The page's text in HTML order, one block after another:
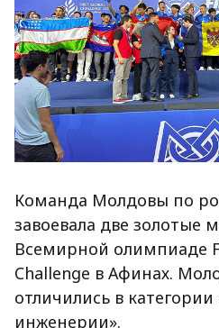
Команда Молдовы по
завоевала две золотые
Всемирной олимпиаде
Challenge в Афинах.
отличились в
инженерии».